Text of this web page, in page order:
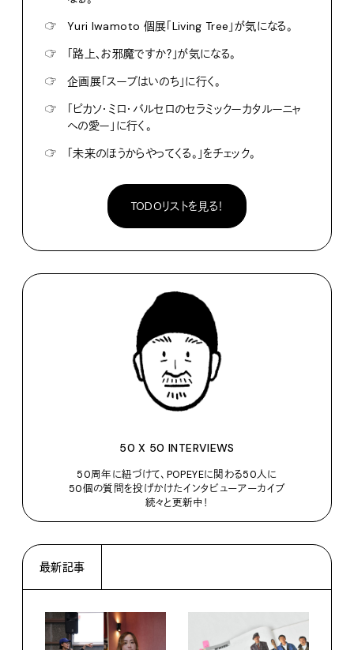
☞
Yuri Iwamoto 個展「Living Tree」が気になる。
☞
「路上、お邪魔ですか？」が気になる。
☞
企画展「スープはいのち」に行く。
☞
「ピカソ・ミロ・バルセロのセラミックーカタルーニャ
への愛ー」に行く。
☞
「未来のほうからやってくる。」をチェック。
TODOリストを見る！
50 X 50 INTERVIEWS
50周年に紐づけて、POPEYEに関わる50人に
50個の質問を投げかけたインタビューアーカイブ
続々と更新中！
最新記事